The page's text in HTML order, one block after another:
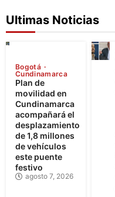
Ultimas Noticias
Bogotá
Cundinamarca
Plan de
movilidad en
Cundinamarca
acompañará el
desplazamiento
de 1,8 millones
de vehículos
este puente
festivo
agosto 7, 2026